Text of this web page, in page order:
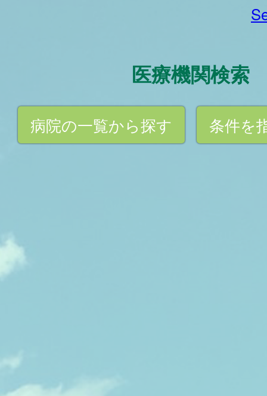
医療機関検索
病院の一覧から探す 条件を